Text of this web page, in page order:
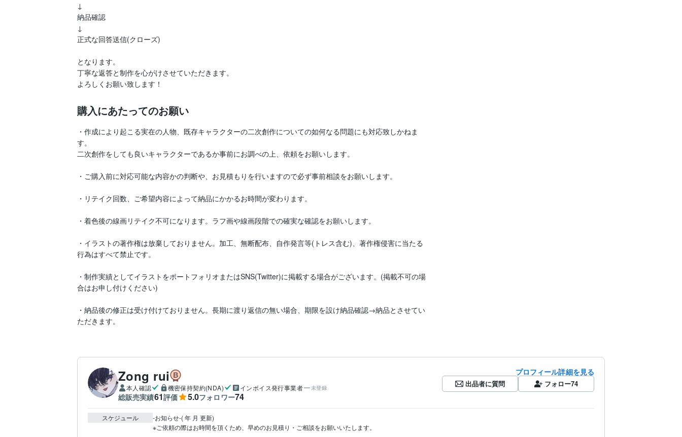
↓
納品確認
↓
正式な回答送信(クローズ)
となります。
丁寧な返答と制作を心がけさせていただきます。
よろしくお願い致します！
購入にあたってのお願い
・作成により起こる実在の人物、既存キャラクターの二次創作についての如何なる問題にも対応致しかねま
す。
二次創作をしても良いキャラクターであるか事前にお調べの上、依頼をお願いします。
・ご購入前に対応可能な内容かの判断や、お見積もりを行いますので必ず事前相談をお願いします。
・リテイク回数、ご希望内容によって納品にかかるお時間が変わります。
・着色後の線画リテイク不可になります。ラフ画や線画段階での確実な確認をお願いします。
・イラストの著作権は放棄しておりません。加工、無断配布、自作発言等(トレス含む)、著作権侵害に当たる
行為はすべて禁止です。
・制作実績としてイラストをポートフォリオまたはSNS(Twitter)に掲載する場合がございます。(掲載不可の場
合はお申し付けください)
・納品後の修正は受け付けておりません。長期に渡り返信の無い場合、期限を設け納品確認→納品とさせてい
ただきます。
Zong rui
本人確認 機密保持契約(NDA) インボイス発行事業者 未登録
総販売実績61評価 5.0フォロワー74
プロフィール詳細を見る
出品者に質問 フォロー74
スケジュール
-お知らせ-( 年 月 更新)
※ご依頼の際はお時間を頂くため、早めのお見積り・ご相談をお願いいたします。